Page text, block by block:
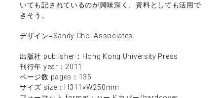
いても記されているのが興味深く、資料としても活用で
きそう。
デザイン=Sandy Choi Associates
出版社 publisher：Hong Kong University Press
刊行年 year：2011
ページ数 pages：135
サイズ size：H311×W250mm